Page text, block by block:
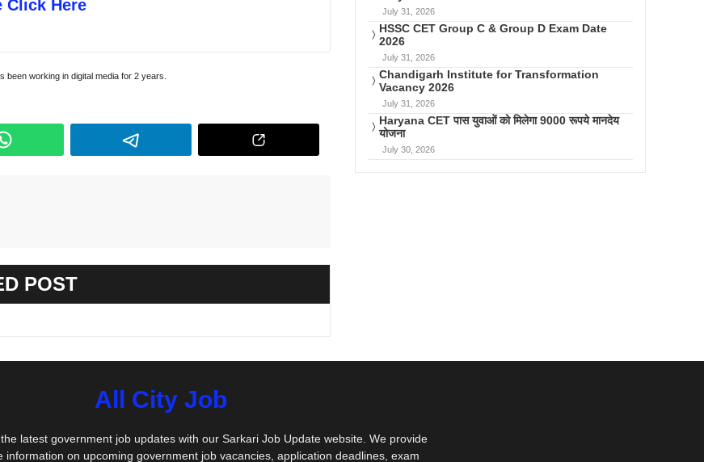
Click Here
been working in digital media for 2 years.
POST
July 31, 2026
HSSC CET Group C & Group D Exam Date
2026
July 31, 2026
Chandigarh Institute for Transformation
Vacancy 2026
July 31, 2026
Haryana CET पास युवाओं को मिलेगा 9000 रूपये मानदेय
योजना
July 30, 2026
All City Job
latest government job updates with our Sarkari Job Update website. We provide
information on upcoming government job vacancies, application deadlines, exam